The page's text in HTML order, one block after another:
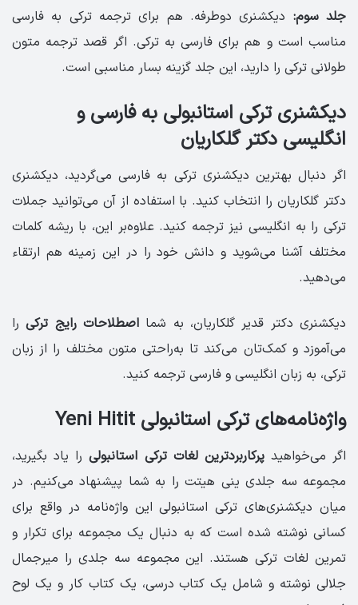
جلد سوم: دیکشنری دوطرفه. هم برای ترجمه ترکی به فارسی
مناسب است و هم برای فارسی به ترکی. اگر قصد ترجمه متون
طولانی ترکی را دارید، این جلد گزینه‌ بسار مناسبی است.
دیکشنری ترکی استانبولی به فارسی و
انگلیسی دکتر گلکاریان
اگر دنبال بهترین دیکشنری ترکی به فارسی می‌گردید، دیکشنری
دکتر گلکاریان را انتخاب کنید. با استفاده از آن می‌توانید جملات
ترکی را به انگلیسی نیز ترجمه کنید. علاوه‌بر این، با ریشه کلمات
مختلف آشنا می‌شوید و دانش خود را در این زمینه هم ارتقاء
می‌دهید.
دیکشنری دکتر قدیر گلکاریان، به شما اصطلاحات رایج ترکیرا
می‌آموزد و کمک‌تان می‌کند تا به‌راحتی متون مختلف را از زبان
ترکی، به زبان انگلیسی و فارسی ترجمه کنید.
واژه‌نامه‌های ترکی استانبولی Yeni Hitit
اگر می‌خواهیدپرکاربردترین لغات ترکی استانبولیرا یاد بگیرید،
مجموعه سه جلدی ینی هیتت را به شما پیشنهاد می‌کنیم. در
میان دیکشنری‌های ترکی استانبولی این واژه‌نامه در واقع برای
کسانی نوشته شده‌ است که به دنبال یک مجموعه برای تکرار و
تمرین لغات ترکی هستند. این مجموعه سه‌ جلدی را میرجمال
جلالی نوشته و شامل یک کتاب درسی، یک کتاب کار و یک لوح